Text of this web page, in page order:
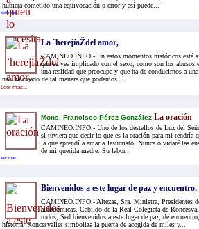
hubiera cometido una equivocación o error y así puede...
leer mas...
La `herejíaŽdel amor,
CAMINEO.INFO.- En estos momentos históricos está
que se vea implicado con el sexo, como son los abusos
una realidad que preocupa y que ha de conducirnos a
nos ha creado de tal manera que podemos...
Leer mas...
Mons. Francisco Pérez González La oración
CAMINEO.INFO.- Uno de los destellos de Luz del
si tuviera que decir lo que es la oración para mi tendría
la que aprendí a amar a Jesucristo. Nunca olvidaré las
de mi querida madre. Su labor...
leer mas...
Bienvenidos a este lugar de paz y encuentro.
CAMINEO.INFO.- Altezas, Sra. Ministra, Presidentes
autonómicas, Cabildo de la Real Colegiata de
todos, Sed bienvenidos a este lugar de paz, de
historia. Roncesvalles simboliza la puerta de acogida de miles y...